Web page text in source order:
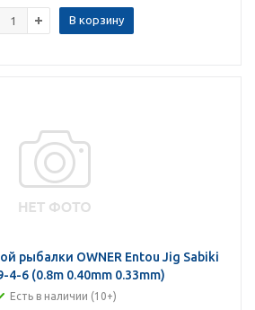
В корзину
рыбалки OWNER Entou Jig Sabiki
4-6 (0.8m 0.40mm 0.33mm)
Есть в наличии (10+)